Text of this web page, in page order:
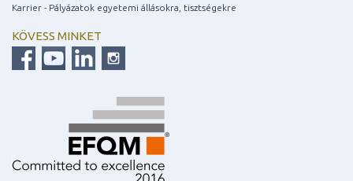
Karrier - Pályázatok egyetemi állásokra, tisztségekre
KÖVESS MINKET